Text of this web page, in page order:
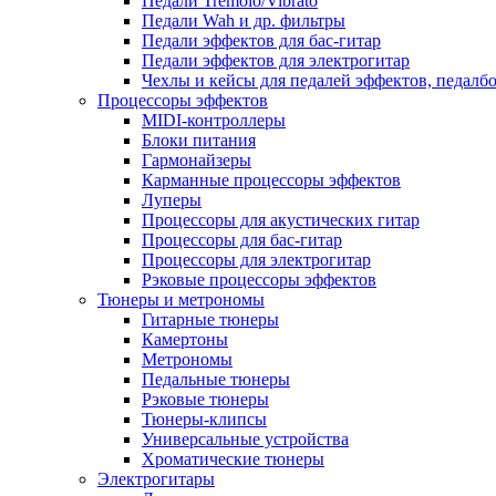
Педали Wah и др. фильтры
Педали эффектов для бас-гитар
Педали эффектов для электрогитар
Чехлы и кейсы для педалей эффектов,
Процессоры эффектов
MIDI-контроллеры
Блоки питания
Гармонайзеры
Карманные процессоры эффектов
Луперы
Процессоры для акустических гитар
Процессоры для бас-гитар
Процессоры для электрогитар
Рэковые процессоры эффектов
Тюнеры и метрономы
Гитарные тюнеры
Камертоны
Метрономы
Педальные тюнеры
Рэковые тюнеры
Тюнеры-клипсы
Универсальные устройства
Хроматические тюнеры
Электрогитары